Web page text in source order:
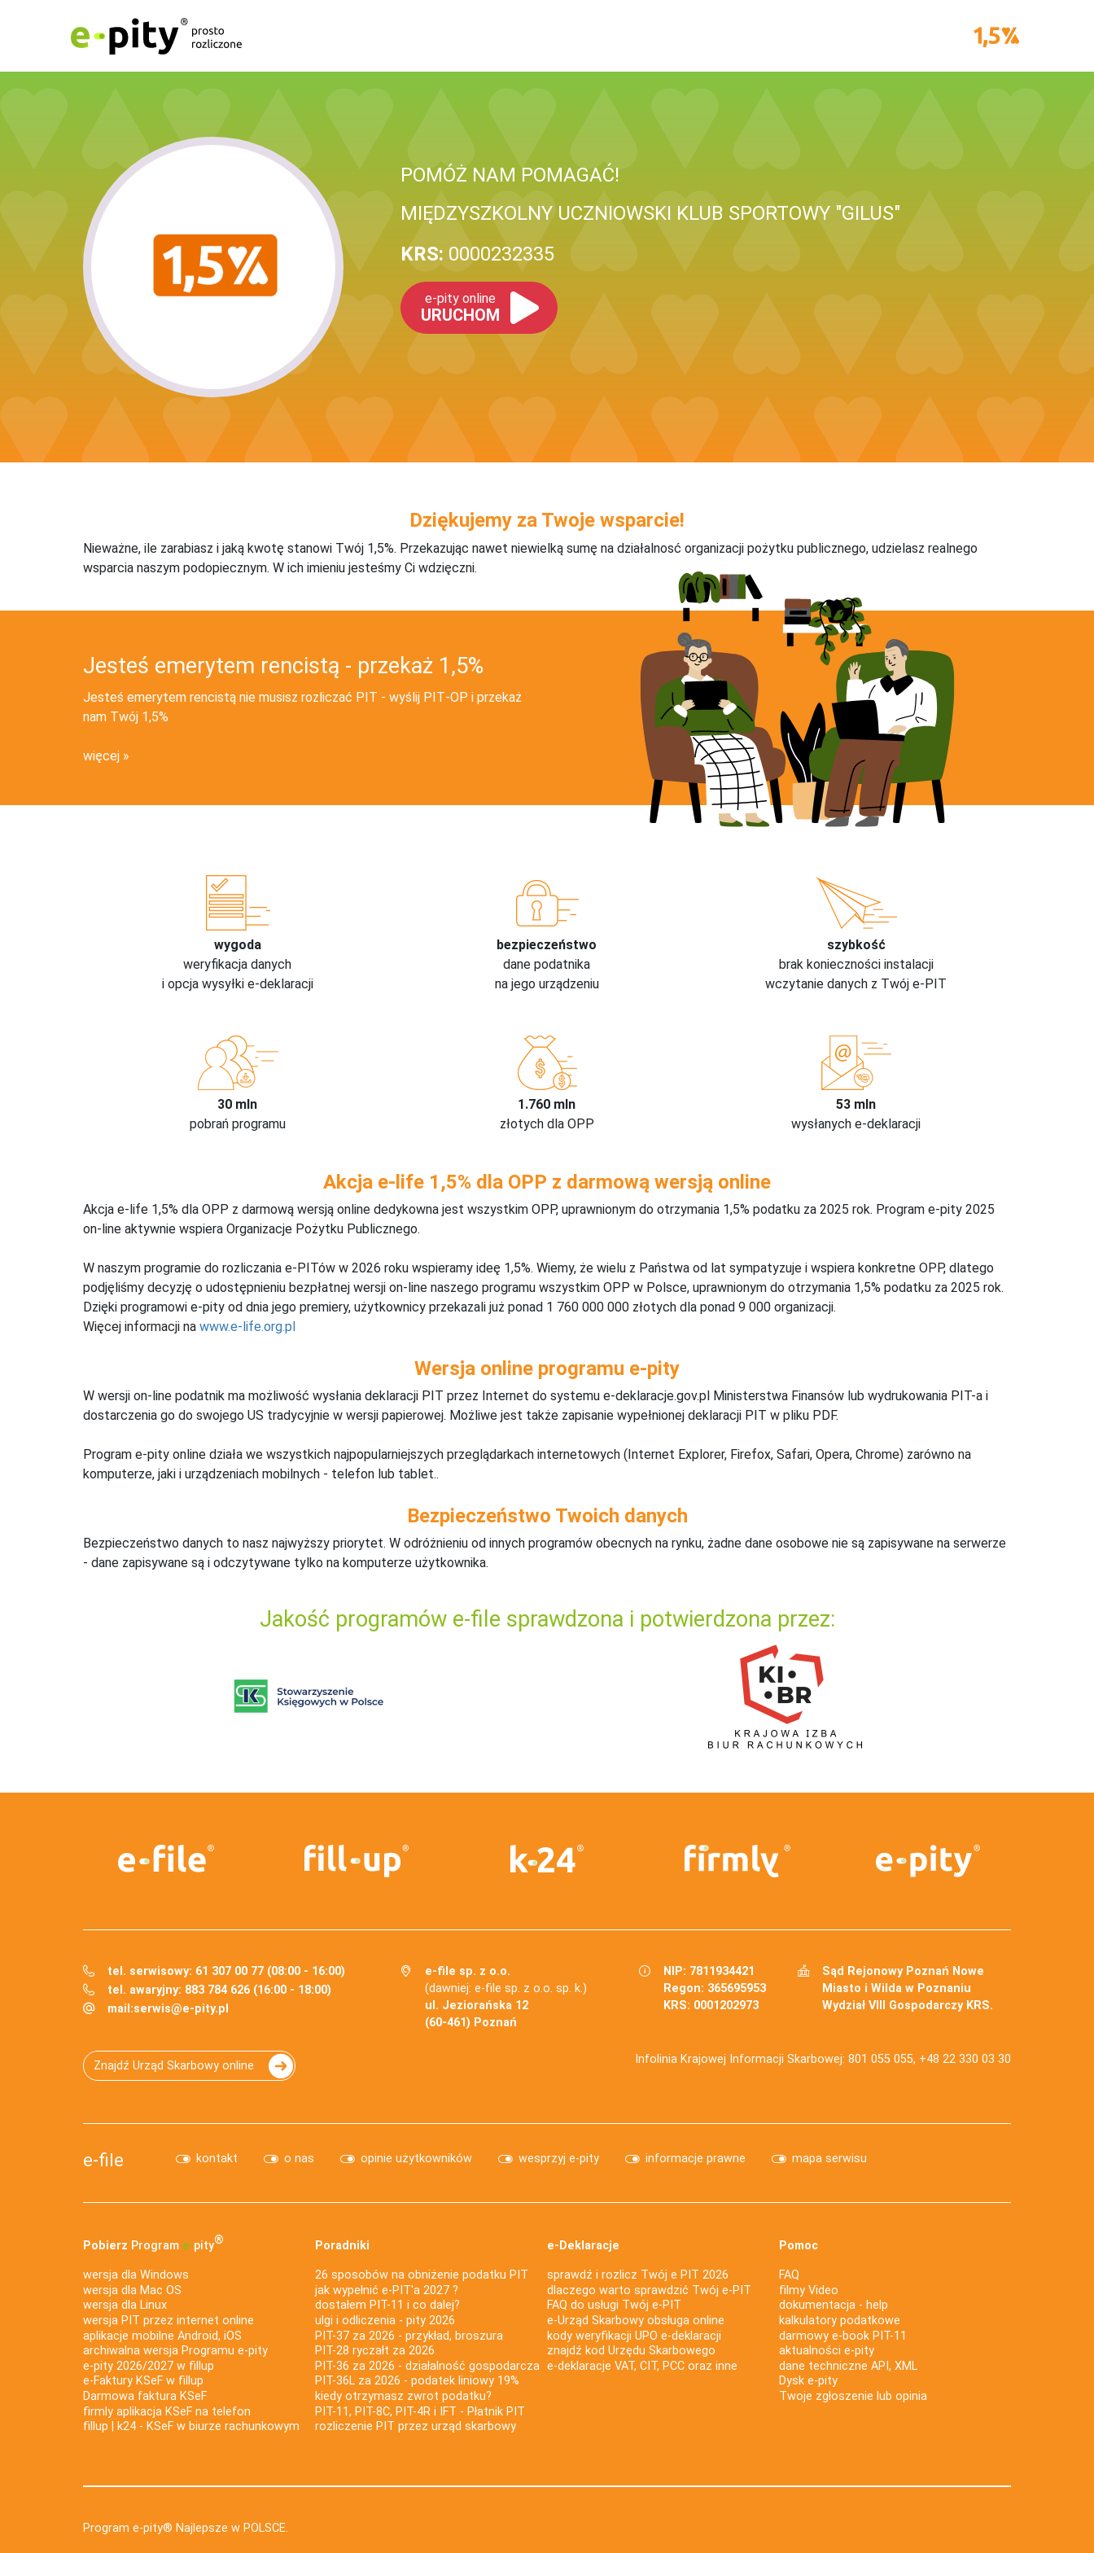
POMÓŻ NAM POMAGAĆ!
MIĘDZYSZKOLNY UCZNIOWSKI KLUB SPORTOWY "GILUS"
KRS: 0000232335
e-pity online
URUCHOM
Dziękujemy za Twoje wsparcie!
Nieważne, ile zarabiasz i jaką kwotę stanowi Twój 1,5%. Przekazując nawet niewielką sumę na działalnosć organizacji pożytku publicznego, udzielasz realnego
wsparcia naszym podopiecznym. W ich imieniu jesteśmy Ci wdzięczni.
Jesteś emerytem rencistą - przekaż 1,5%
Jesteś emerytem rencistą nie musisz rozliczać PIT - wyślij PIT‑OP i przekaż
nam Twój 1,5%
więcej
wygoda
weryfikacja danych
i opcja wysyłki e-deklaracji
bezpieczeństwo
dane podatnika
na jego urządzeniu
szybkość
brak konieczności instalacji
wczytanie danych z Twój e-PIT
30 mln
pobrań programu
1.760 mln
złotych dla OPP
53 mln
wysłanych e-deklaracji
Akcja e-life 1,5% dla OPP z darmową wersją online
Akcja e-life 1,5% dla OPP z darmową wersją online dedykowna jest wszystkim OPP, uprawnionym do otrzymania 1,5% podatku za 2025 rok. Program e-pity 2025
on-line aktywnie wspiera Organizacje Pożytku Publicznego.
W naszym programie do rozliczania e-PITów w 2026 roku wspieramy ideę 1,5%. Wiemy, że wielu z Państwa od lat sympatyzuje i wspiera konkretne OPP, dlatego
podjęliśmy decyzję o udostępnieniu bezpłatnej wersji on-line naszego programu wszystkim OPP w Polsce, uprawnionym do otrzymania 1,5% podatku za 2025 rok.
Dzięki programowi e-pity od dnia jego premiery, użytkownicy przekazali już ponad 1 760 000 000 złotych dla ponad 9 000 organizacji.
Więcej informacji na www.e-life.org.pl
Wersja online programu e-pity
W wersji on-line podatnik ma możliwość wysłania deklaracji PIT przez Internet do systemu e-deklaracje.gov.pl Ministerstwa Finansów lub wydrukowania PIT-a i
dostarczenia go do swojego US tradycyjnie w wersji papierowej. Możliwe jest także zapisanie wypełnionej deklaracji PIT w pliku PDF.
Program e-pity online działa we wszystkich najpopularniejszych przeglądarkach internetowych (Internet Explorer, Firefox, Safari, Opera, Chrome) zarówno na
komputerze, jaki i urządzeniach mobilnych - telefon lub tablet..
Bezpieczeństwo Twoich danych
Bezpieczeństwo danych to nasz najwyższy priorytet. W odróżnieniu od innych programów obecnych na rynku, żadne dane osobowe nie są zapisywane na serwerze
- dane zapisywane są i odczytywane tylko na komputerze użytkownika.
Jakość programów e-file sprawdzona i potwierdzona przez:
tel. serwisowy: 61 307 00 77 (08:00 - 16:00)
tel. awaryjny: 883 784 626 (16:00 - 18:00)
mail:serwis@e-pity.pl
e-file sp. z o.o.
(dawniej: e-file sp. z o.o. sp. k.)
ul. Jeziorańska 12
(60-461) Poznań
NIP: 7811934421
Regon: 365695953
KRS: 0001202973
Sąd Rejonowy Poznań Nowe
Miasto i Wilda w Poznaniu
Wydział VIII Gospodarczy KRS.
Znajdź Urząd Skarbowy online Infolinia Krajowej Informacji Skarbowej: 801 055 055, +48 22 330 03 30
e-file kontakt o nas opinie użytkowników wesprzyj e-pity informacje prawne mapa serwisu
Pobierz Program e‑pity®
wersja dla Windows
wersja dla Mac OS
wersja dla Linux
wersja PIT przez internet online
aplikacje mobilne Android, iOS
archiwalna wersja Programu e-pity
e-pity 2026/2027 w fillup
e‑Faktury KSeF w fillup
Darmowa faktura KSeF
firmly aplikacja KSeF na telefon
fillup | k24 - KSeF w biurze rachunkowym
Poradniki
26 sposobów na obniżenie podatku PIT
jak wypełnić e-PIT'a 2027 ?
dostałem PIT-11 i co dalej?
ulgi i odliczenia - pity 2026
PIT-37 za 2026 - przykład, broszura
PIT-28 ryczałt za 2026
PIT-36 za 2026 - działalność gospodarcza
PIT-36L za 2026 - podatek liniowy 19%
kiedy otrzymasz zwrot podatku?
PIT-11, PIT-8C, PIT-4R i IFT - Płatnik PIT
rozliczenie PIT przez urząd skarbowy
e-Deklaracje
sprawdź i rozlicz Twój e PIT 2026
dlaczego warto sprawdzić Twój e-PIT
FAQ do usługi Twój e-PIT
e-Urząd Skarbowy obsługa online
kody weryfikacji UPO e-deklaracji
znajdź kod Urzędu Skarbowego
e-deklaracje VAT, CIT, PCC oraz inne
Pomoc
FAQ
filmy Video
dokumentacja - help
kalkulatory podatkowe
darmowy e-book PIT-11
aktualności e-pity
dane techniczne API, XML
Dysk e-pity
Twoje zgłoszenie lub opinia
Program e-pity® Najlepsze w POLSCE.